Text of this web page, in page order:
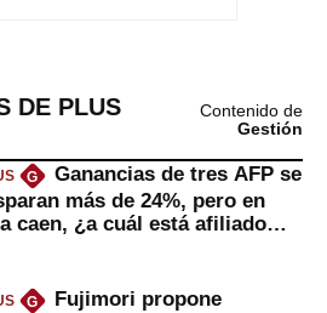
DE PLUS
Contenido de
Gestión
G
Ganancias de tres AFP se
más de 24%, pero en
caen, ¿a cuál está afiliado
G
Fujimori propone